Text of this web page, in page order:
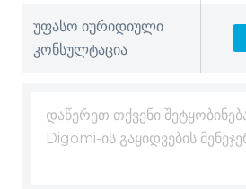
უფასო იურიდიული
კონსულტაცია